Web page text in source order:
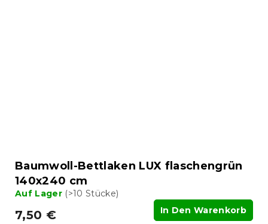
Baumwoll-Bettlaken LUX flaschengrün
140x240 cm
Auf Lager (>10 Stücke)
7,50 € In Den Warenkorb